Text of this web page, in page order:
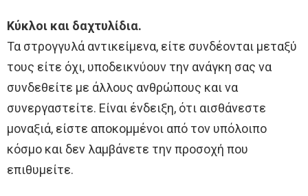
Κύκλοι και δαχτυλίδια.
Τα στρογγυλά αντικείμενα, είτε συνδέονται μεταξύ
τους είτε όχι, υποδεικνύουν την ανάγκη σας να
συνδεθείτε με άλλους ανθρώπους και να
συνεργαστείτε. Είναι ένδειξη, ότι αισθάνεστε
μοναξιά, είστε αποκομμένοι από τον υπόλοιπο
κόσμο και δεν λαμβάνετε την προσοχή που
επιθυμείτε.